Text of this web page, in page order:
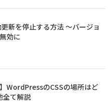
新を停止する方法 ～バージョ
効に
】WordPressのCSSの場所はど
全て解説